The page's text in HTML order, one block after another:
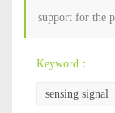
support for the
Keyword：
sensing signal